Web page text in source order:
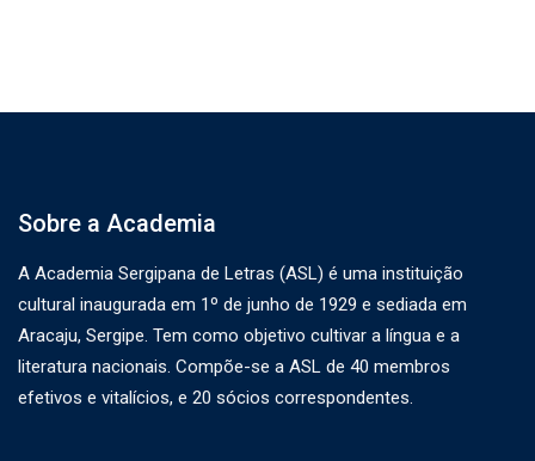
Sobre a Academia
A Academia Sergipana de Letras (ASL) é uma instituição
cultural inaugurada em 1º de junho de 1929 e sediada em
Aracaju, Sergipe. Tem como objetivo cultivar a língua e a
literatura nacionais. Compõe-se a ASL de 40 membros
efetivos e vitalícios, e 20 sócios correspondentes.